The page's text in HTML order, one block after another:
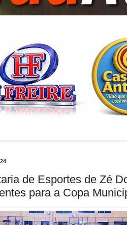
de Esportes de Zé
para a Copa